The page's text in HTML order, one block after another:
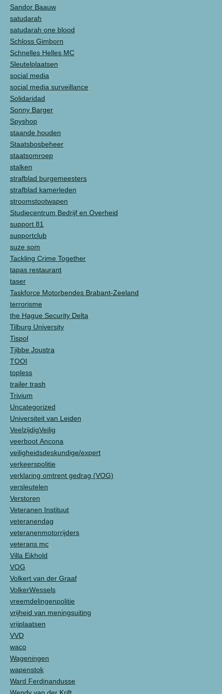
Sandor Baauw
satudarah
satudarah one blood
Schloss Gimborn
Schnelles Helles MC
Sleutelplaatsen
social media
social media surveillance
Solidaridad
Sonny Barger
Spyshop
staande houden
Staatsbosbeheer
staatsomroep
stalken
strafblad burgemeesters
strafblad kamerleden
stroomstootwapen
Studiecentrum Bedrijf en Overheid
support 81
supportclub
suze som
Tackling Crime Together
tapas restaurant
taser
Taskforce Motorbendes Brabant-Zeeland
terrorisme
the Hague Security Delta
Tilburg University
Tispol
Tjibbe Joustra
TOOI
topless
trailer trash
Trivium
Uncategorized
Universiteit van Leiden
VeelzijdigVeilig
veerboot Ancona
veiligheidsdeskundige/expert
verkeerspolitie
verklaring omtrent gedrag (VOG)
versleutelen
Verstoren
Veteranen Instituut
veteranendag
veteranenmotorrijders
veterans mc
Villa Eikhold
VOG
Volkert van der Graaf
VolkerWessels
vreemdelingenpolitie
vrijheid van meningsuiting
vrijplaatsen
VVD
waco
Wageningen
wapenstok
Ward Ferdinandusse
Wendy van der Krift